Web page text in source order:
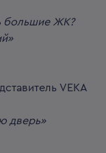
большие ЖК?
VEKA
дверь»